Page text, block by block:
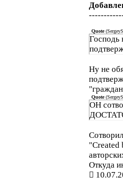
Quote(
Господь
Ну не
Quote(
ОН
"Created
Откуда